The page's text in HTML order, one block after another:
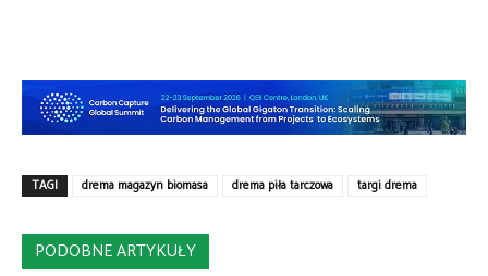
TAGI drema magazyn biomasa drema piła tarczowa targi drema
PODOBNE ARTYKUŁY